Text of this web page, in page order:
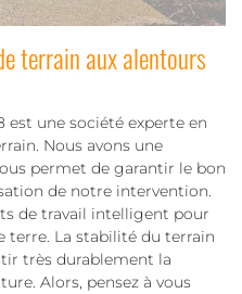
terrain aux alentours
est une société experte en
Nous avons une
permet de garantir le bon
de notre intervention.
de travail intelligent pour
La stabilité du terrain
très durablement la
Alors, pensez à vous